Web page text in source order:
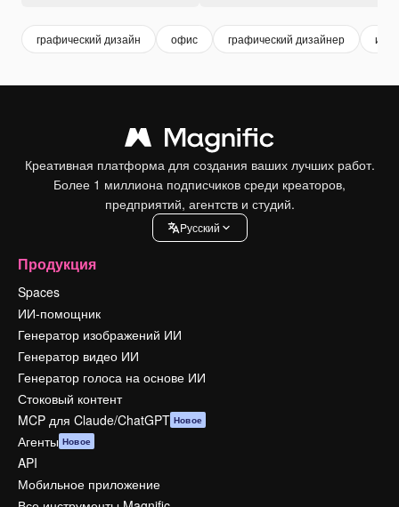
графический дизайн офис графический дизайнер
Креативная платформа для создания ваших лучших работ.
Более 1 миллиона подписчиков среди креаторов,
предприятий, агентств и студий.
Pусский
Продукция
Spaces
ИИ-помощник
Генератор изображений ИИ
Генератор видео ИИ
Генератор голоса на основе ИИ
Стоковый контент
MCP для Claude/ChatGPT Новое
Агенты Новое
API
Мобильное приложение